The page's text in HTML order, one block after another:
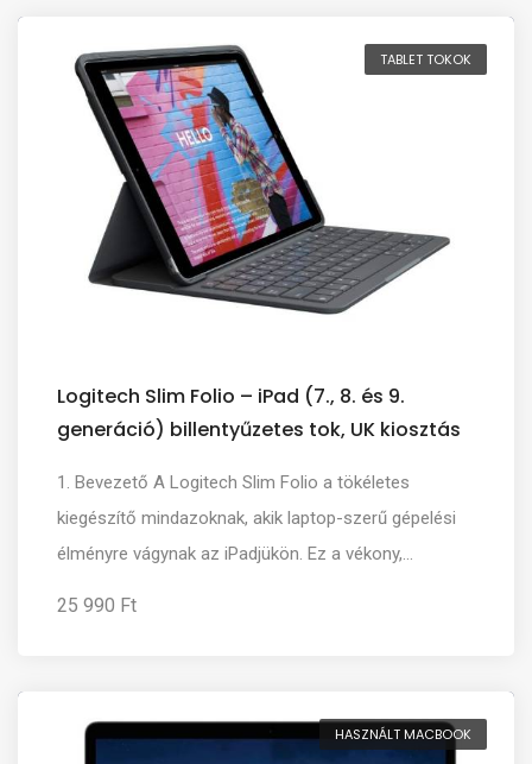
TABLET TOKOK
Logitech Slim Folio – iPad (7., 8. és 9.
generáció) billentyűzetes tok, UK kiosztás
1. Bevezető A Logitech Slim Folio a tökéletes
kiegészítő mindazoknak, akik laptop-szerű gépelési
élményre vágynak az iPadjükön. Ez a vékony,...
25 990 Ft
HASZNÁLT MACBOOK